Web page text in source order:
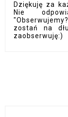
Dziękuję za
Nie
zostań na
zaobserwuję:)